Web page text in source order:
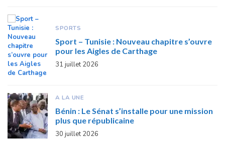
SPORTS
Sport – Tunisie : Nouveau chapitre s’ouvre
pour les Aigles de Carthage
31 juillet 2026
A LA UNE
Bénin : Le Sénat s’installe pour une mission
plus que républicaine
30 juillet 2026